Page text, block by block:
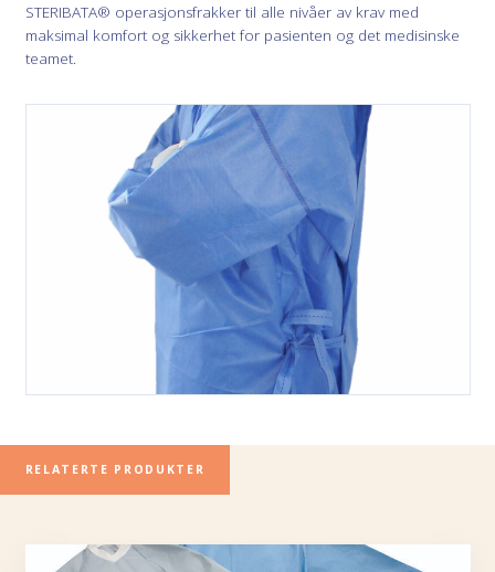
STERIBATA® operasjonsfrakker til alle nivåer av krav med
maksimal komfort og sikkerhet for pasienten og det medisinske
teamet.
RELATERTE PRODUKTER